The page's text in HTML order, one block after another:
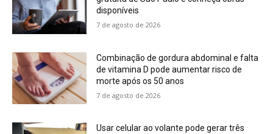
disponíveis
7 de agosto de 2026
Combinação de gordura abdominal e falta
de vitamina D pode aumentar risco de
morte após os 50 anos
7 de agosto de 2026
Usar celular ao volante pode gerar três